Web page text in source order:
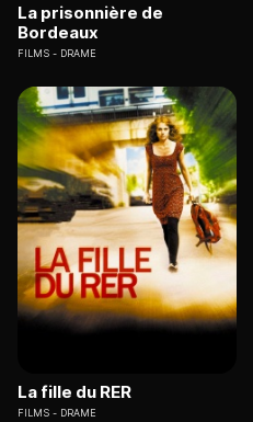
La prisonnière de
Bordeaux
FILMS DRAME
La fille du RER
FILMS DRAME